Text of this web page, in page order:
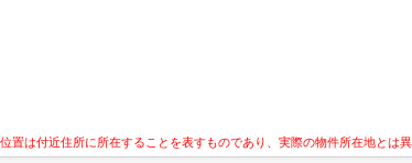
置は付近住所に所在することを表すものであり、実際の物件所在地とは異